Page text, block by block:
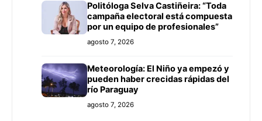
Politóloga Selva Castiñeira: “Toda
campaña electoral está compuesta
por un equipo de profesionales”
agosto 7, 2026
Meteorología: El Niño ya empezó y
pueden haber crecidas rápidas del
río Paraguay
agosto 7, 2026